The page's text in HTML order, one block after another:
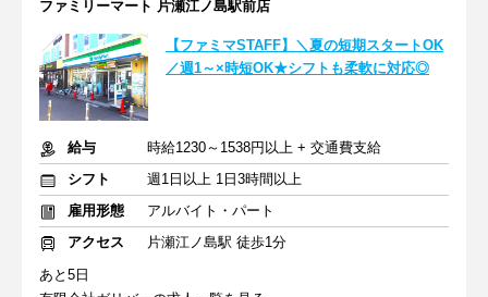
ファミリーマート 片瀬江ノ島駅前店
【ファミマSTAFF】＼夏の短期スタートOK
／週1～×時短OK★シフトも柔軟に対応◎
給与
時給1230～1538円以上 + 交通費支給
シフト
週1日以上 1日3時間以上
雇用形態
アルバイト・パート
アクセス
片瀬江ノ島駅 徒歩1分
あと5日